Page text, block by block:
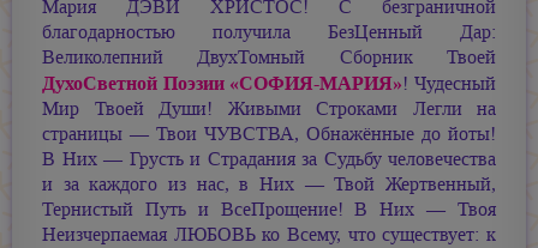
Мария ДЭВИ ХРИСТОС! С безграничной
благодарностью получила БезЦенный Дар:
Великолепний ДвухТомный Сборник Твоей
ДухоСветной Поэзии «СОФИЯ-МАРИЯ»! Чудесный
Мир Твоей Души! Живыми Строками Легли на
страницы — Твои ЧУВСТВА, Обнажённые до йоты!
В Них — Грусть и Страдания за Судьбу человечества
и за каждого из нас, в Них — Твой Жертвенный,
Тернистый Путь и ВсеПрощение! В Них — Твоя
Неизчерпаемая ЛЮБОВЬ ко Всему, что существует: к